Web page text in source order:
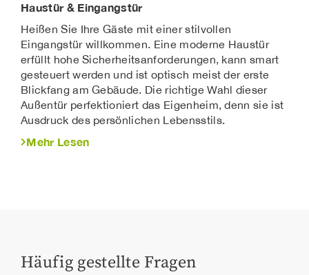
Haustür & Eingangstür
Heißen Sie Ihre Gäste mit einer stilvollen
Eingangstür willkommen. Eine moderne Haustür
erfüllt hohe Sicherheitsanforderungen, kann smart
gesteuert werden und ist optisch meist der erste
Blickfang am Gebäude. Die richtige Wahl dieser
Außentür perfektioniert das Eigenheim, denn sie ist
Ausdruck des persönlichen Lebensstils.
Mehr Lesen
Häufig gestellte Fragen